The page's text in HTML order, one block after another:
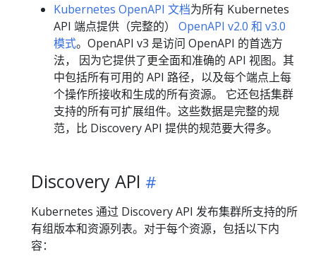
Kubernetes OpenAPI 文档为所有 Kubernetes
API 端点提供（完整的） OpenAPI v2.0 和 v3.0
模式。OpenAPI v3 是访问 OpenAPI 的首选方
法， 因为它提供了更全面和准确的 API 视图。其
中包括所有可用的 API 路径，以及每个端点上每
个操作所接收和生成的所有资源。 它还包括集群
支持的所有可扩展组件。这些数据是完整的规
范，比 Discovery API 提供的规范要大得多。
Discovery API
Kubernetes 通过 Discovery API 发布集群所支持的所
有组版本和资源列表。对于每个资源，包括以下内
容：